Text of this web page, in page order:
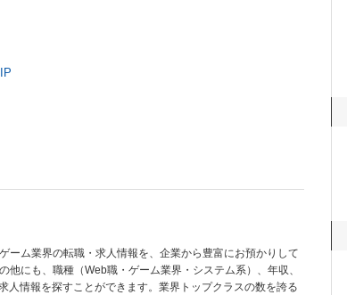
ーム業界の転職・求人情報を、企業から豊富にお預かりして
にも、職種（Web職・ゲーム業界・システム系）、年収、
情報を探すことができます。業界トップクラスの数を誇る